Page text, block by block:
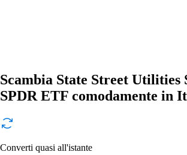
Scambia State Street Utilities
SPDR ETF comodamente in
Converti quasi all'istante